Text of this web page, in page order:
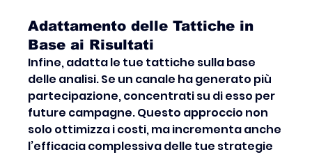
Adattamento delle Tattiche in
Base ai Risultati
Infine, adatta le tue tattiche sulla base
delle analisi. Se un canale ha generato più
partecipazione, concentrati su di esso per
future campagne. Questo approccio non
solo ottimizza i costi, ma incrementa anche
l’efficacia complessiva delle tue strategie